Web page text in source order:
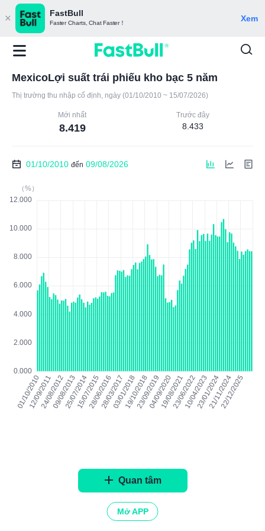
FastBull
Faster Charts, Chat Faster！ Xem
MexicoLợi suất trái phiếu kho bạc 5 năm
Thị trường thu nhập cố định, ngày (01/10/2010 ~ 15/07/2026)
Mới nhất
8.419
Trước đây
8.433
01/10/2010 đến 09/08/2026
（%）
Mở APP
Quan tâm